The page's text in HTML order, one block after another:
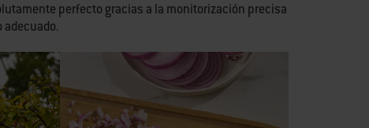
perfecto gracias a la monitorización precisa